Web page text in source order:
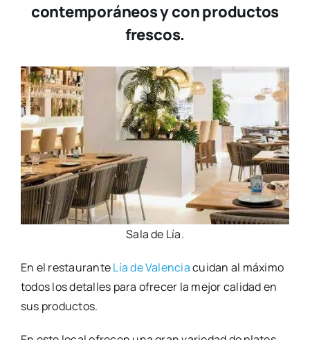
contemporáneos y con productos
frescos.
Sala de Lía.
En el res­tau­ran­teLía de Valen­ciacui­dan al máxi­mo
todos los deta­lles para ofre­cer la mejor cali­dad en
sus pro­duc­tos.